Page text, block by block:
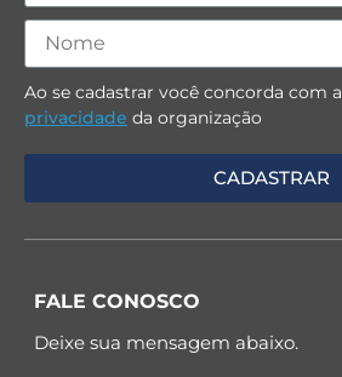
Ao se cadastrar você concorda com a
privacidade da organização
FALE CONOSCO
Deixe sua mensagem abaixo.